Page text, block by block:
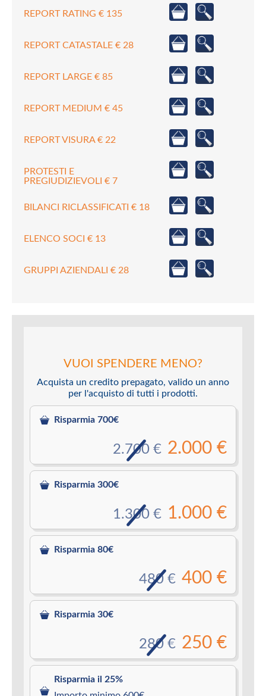
REPORT RATING € 135
REPORT CATASTALE € 28
REPORT LARGE € 85
REPORT MEDIUM € 45
REPORT VISURA € 22
PROTESTI E
PREGIUDIZIEVOLI € 7
BILANCI RICLASSIFICATI € 18
ELENCO SOCI € 13
GRUPPI AZIENDALI € 28
VUOI SPENDERE MENO?
Acquista un credito prepagato, valido un anno
per l'acquisto di tutti i prodotti.
Risparmia 700€
2.000 €
2.700 €
Risparmia 300€
1.000 €
1.300 €
Risparmia 80€
400 €
480 €
Risparmia 30€
250 €
280 €
Risparmia il 25%